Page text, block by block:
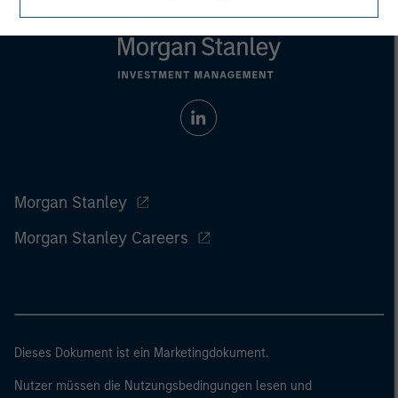
Morgan Stanley
Morgan Stanley Careers
Dieses Dokument ist ein Marketingdokument.
Nutzer müssen die Nutzungsbedingungen lesen und